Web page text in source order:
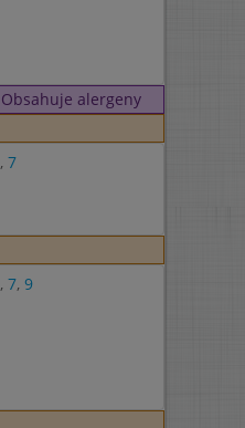
Obsahuje alergeny
, 7
, 7, 9